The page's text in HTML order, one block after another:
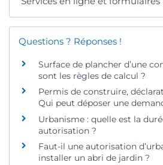
Questions ? Réponses !
Surface de plancher d’une
sont les règles de calcul ?
Permis de construire,
Qui peut déposer une
Urbanisme : quelle est la
autorisation ?
Faut-il une autorisation
installer un abri de jardin ?